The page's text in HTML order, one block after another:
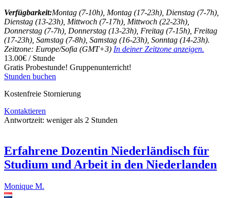
Verfügbarkeit:Montag (7-10h), Montag (17-23h), Dienstag (7-7h),
Dienstag (13-23h), Mittwoch (7-17h), Mittwoch (22-23h),
Donnerstag (7-7h), Donnerstag (13-23h), Freitag (7-15h), Freitag
(17-23h), Samstag (7-8h), Samstag (16-23h), Sonntag (14-23h).
Zeitzone: Europe/Sofia (GMT+3) In deiner Zeitzone anzeigen.
13.00€ / Stunde
Gratis Probestunde! Gruppenunterricht!
Stunden buchen
Kostenfreie Stornierung
Kontaktieren
Antwortzeit: weniger als 2 Stunden
Erfahrene Dozentin Niederländisch für
Studium und Arbeit in den Niederlanden
Monique M.